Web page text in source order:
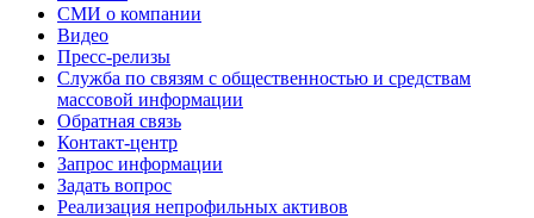
СМИ о компании
Видео
Пресс-релизы
Служба по связям с общественностью и средствам
массовой информации
Обратная связь
Контакт-центр
Запрос информации
Задать вопрос
Реализация непрофильных активов